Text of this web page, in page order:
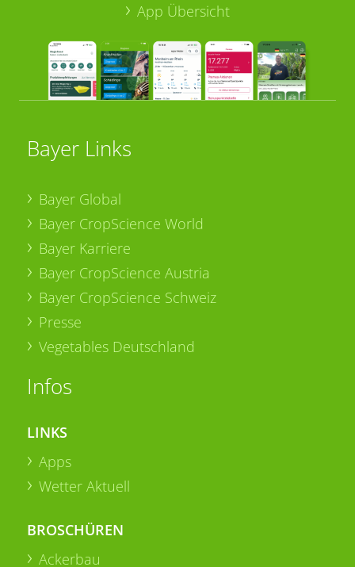
App Übersicht
Bayer Links
Bayer Global
Bayer CropScience World
Bayer Karriere
Bayer CropScience Austria
Bayer CropScience Schweiz
Presse
Vegetables Deutschland
Infos
LINKS
Apps
Wetter Aktuell
BROSCHÜREN
Ackerbau